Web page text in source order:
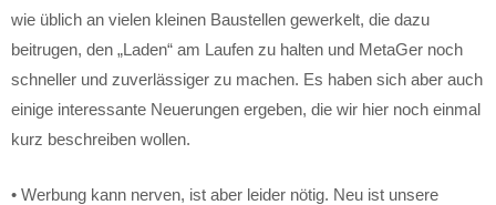
wie üblich an vielen kleinen Baustellen gewerkelt, die dazu
beitrugen, den „Laden“ am Laufen zu halten und MetaGer noch
schneller und zuverlässiger zu machen. Es haben sich aber auch
einige interessante Neuerungen ergeben, die wir hier noch einmal
kurz beschreiben wollen.
• Werbung kann nerven, ist aber leider nötig. Neu ist unsere